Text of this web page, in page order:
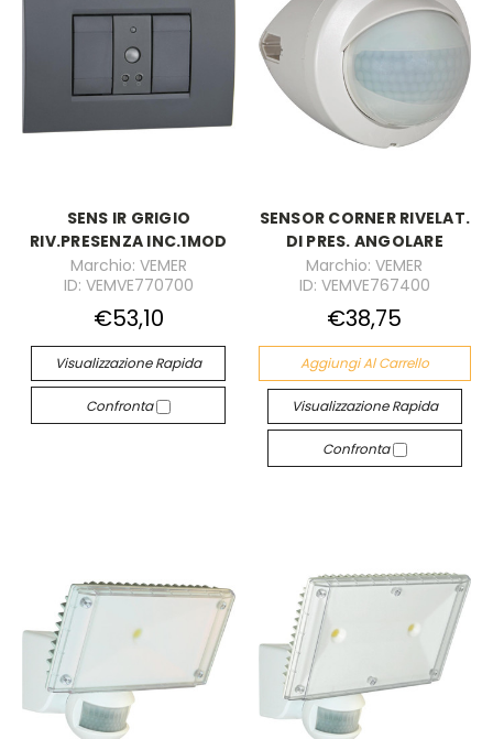
SENS IR GRIGIO
RIV.PRESENZA INC.1MOD
Marchio: VEMER
ID: VEMVE770700
€53,10
Visualizzazione Rapida
Confronta
SENSOR CORNER RIVELAT.
DI PRES. ANGOLARE
Marchio: VEMER
ID: VEMVE767400
€38,75
Aggiungi Al Carrello
Visualizzazione Rapida
Confronta